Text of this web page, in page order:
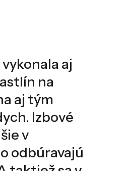
aj
na
aj tým
Izbové
v
odbúravajú